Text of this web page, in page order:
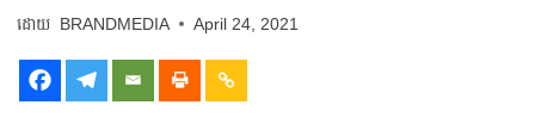
BRANDMEDIA April 24, 2021